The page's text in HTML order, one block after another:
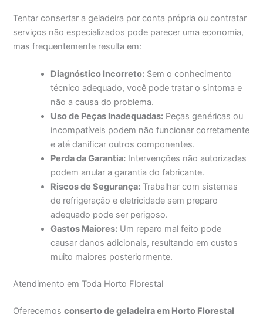
Tentar consertar a geladeira por conta própria ou contratar
serviços não especializados pode parecer uma economia,
mas frequentemente resulta em:
Diagnóstico Incorreto: Sem o conhecimento
técnico adequado, você pode tratar o sintoma e
não a causa do problema.
Uso de Peças Inadequadas: Peças genéricas ou
incompatíveis podem não funcionar corretamente
e até danificar outros componentes.
Perda da Garantia: Intervenções não autorizadas
podem anular a garantia do fabricante.
Riscos de Segurança: Trabalhar com sistemas
de refrigeração e eletricidade sem preparo
adequado pode ser perigoso.
Gastos Maiores: Um reparo mal feito pode
causar danos adicionais, resultando em custos
muito maiores posteriormente.
Atendimento em Toda Horto Florestal
Oferecemosconserto de geladeira em Horto Florestal